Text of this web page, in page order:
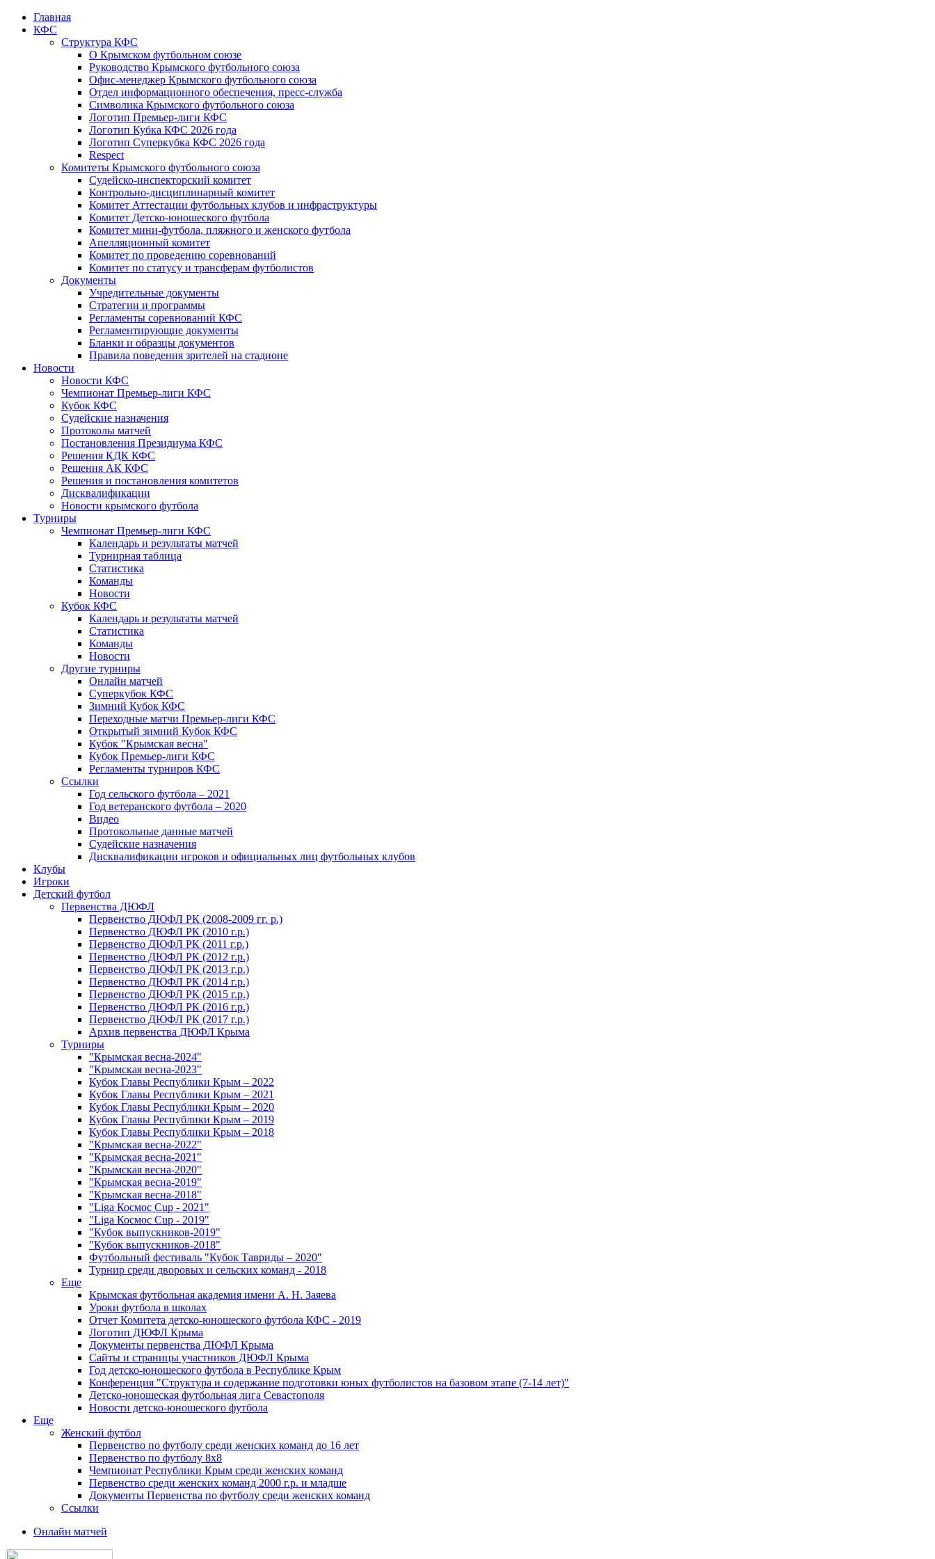
Главная
КФС
Структура КФС
О Крымском футбольном союзе
Руководство Крымского футбольного союза
Офис-менеджер Крымского футбольного союза
Отдел информационного обеспечения, пресс-служба
Символика Крымского футбольного союза
Логотип Премьер-лиги КФС
Логотип Кубка КФС 2026 года
Логотип Суперкубка КФС 2026 года
Respect
Комитеты Крымского футбольного союза
Судейско-инспекторский комитет
Контрольно-дисциплинарный комитет
Комитет Аттестации футбольных клубов и инфраструктуры
Комитет Детско-юношеского футбола
Комитет мини-футбола, пляжного и женского футбола
Апелляционный комитет
Комитет по проведению соревнований
Комитет по статусу и трансферам футболистов
Документы
Учредительные документы
Стратегии и программы
Регламенты соревнований КФС
Регламентирующие документы
Бланки и образцы документов
Правила поведения зрителей на стадионе
Новости
Новости КФС
Чемпионат Премьер-лиги КФС
Кубок КФС
Судейские назначения
Протоколы матчей
Постановления Президиума КФС
Решения КДК КФС
Решения АК КФС
Решения и постановления комитетов
Дисквалификации
Новости крымского футбола
Турниры
Чемпионат Премьер-лиги КФС
Календарь и результаты матчей
Турнирная таблица
Статистика
Команды
Новости
Кубок КФС
Календарь и результаты матчей
Статистика
Команды
Новости
Другие турниры
Онлайн матчей
Суперкубок КФС
Зимний Кубок КФС
Переходные матчи Премьер-лиги КФС
Открытый зимний Кубок КФС
Кубок "Крымская весна"
Кубок Премьер-лиги КФС
Регламенты турниров КФС
Ссылки
Год сельского футбола – 2021
Год ветеранского футбола – 2020
Видео
Протокольные данные матчей
Судейские назначения
Дисквалификации игроков и официальных лиц футбольных клубов
Клубы
Игроки
Детский футбол
Первенства ДЮФЛ
Первенство ДЮФЛ РК (2008-2009 гг. р.)
Первенство ДЮФЛ РК (2010 г.р.)
Первенство ДЮФЛ РК (2011 г.р.)
Первенство ДЮФЛ РК (2012 г.р.)
Первенство ДЮФЛ РК (2013 г.р.)
Первенство ДЮФЛ РК (2014 г.р.)
Первенство ДЮФЛ РК (2015 г.р.)
Первенство ДЮФЛ РК (2016 г.р.)
Первенство ДЮФЛ РК (2017 г.р.)
Архив первенства ДЮФЛ Крыма
Турниры
"Крымская весна-2024"
"Крымская весна-2023"
Кубок Главы Республики Крым – 2022
Кубок Главы Республики Крым – 2021
Кубок Главы Республики Крым – 2020
Кубок Главы Республики Крым – 2019
Кубок Главы Республики Крым – 2018
"Крымская весна-2022"
"Крымская весна-2021"
"Крымская весна-2020"
"Крымская весна-2019"
"Крымская весна-2018"
"Liga Космос Cup - 2021"
"Liga Космос Cup - 2019"
"Кубок выпускников-2019"
"Кубок выпускников-2018"
Футбольный фестиваль "Кубок Тавриды – 2020"
Турнир среди дворовых и сельских команд - 2018
Еще
Крымская футбольная академия имени А. Н. Заяева
Уроки футбола в школах
Отчет Комитета детско-юношеского футбола КФС - 2019
Логотип ДЮФЛ Крыма
Документы первенства ДЮФЛ Крыма
Сайты и страницы участников ДЮФЛ Крыма
Год детско-юношеского футбола в Республике Крым
Конференция "Структура и содержание подготовки юных футболистов на базовом этапе (7-14 лет)"
Детско-юношеская футбольная лига Севастополя
Новости детско-юношеского футбола
Еще
Женский футбол
Первенство по футболу среди женских команд до 16 лет
Первенство по футболу 8х8
Чемпионат Республики Крым среди женских команд
Первенство среди женских команд 2000 г.р. и младше
Документы Первенства по футболу среди женских команд
Ссылки
Онлайн матчей